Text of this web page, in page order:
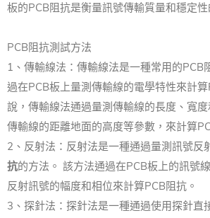
板的PCB阻抗是衡量訊號傳輸質量和穩定性
PCB阻抗測試方法
1、傳輸線法：傳輸線法是一種常用的PCB
過在PCB板上量測傳輸線的電學特性來計
說，傳輸線法通過量測傳輸線的長度、寬
傳輸線的距離地面的高度等參數，來計算
2、反射法：反射法是一種通過量測訊號反
抗的方法。 該方法通過在PCB板上的訊號
反射訊號的幅度和相位來計算PCB阻抗。
3、探針法：探針法是一種通過使用探針直